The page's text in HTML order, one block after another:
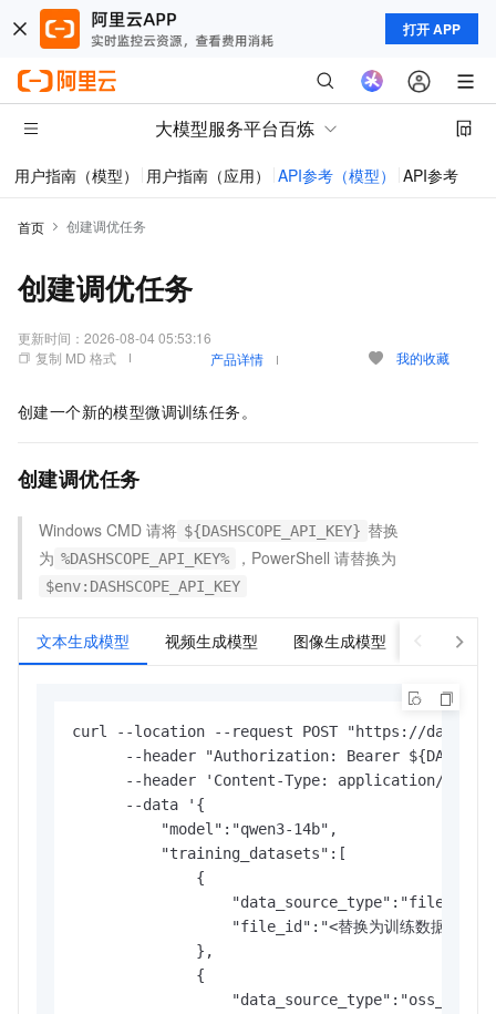
打开 APP
大模型服务平台百炼
用户指南（模型） 用户指南（应用） API参考（模型） API参考（应
首页 创建调优任务
创建调优任务
更新时间： 2026-08-04 05:53:16
复制 MD 格式
产品详情 我的收藏
创建一个新的模型微调训练任务。
创建调优任务
Windows CMD 请将 ${DASHSCOPE_API_KEY} 替换
为 %DASHSCOPE_API_KEY% ，PowerShell 请替换为
$env:DASHSCOPE_API_KEY
文本生成模型 视频生成模型 图像生成模型
curl --location --request POST "https://
--header "Authorization: Bearer
--header 'Content-Type: application/json'
      --data '{
          "model":"qwen3-14b",
          "training_datasets":[
              {
                  "data_source_type":"file_id",
"file_id":"<替换为训练数据集的
              },
              {